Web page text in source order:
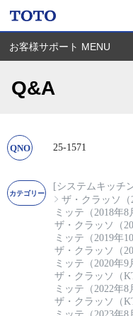
お客様サポート MENU
Q&A
25-1571
[システムキッチ
ザ・クラッソ（
ミッテ（2018年8
ザ・クラッソ（
ミッテ（2019年
ザ・クラッソ（
ミッテ（2020年9
ザ・クラッソ（
ミッテ（2022年8
ザ・クラッソ（